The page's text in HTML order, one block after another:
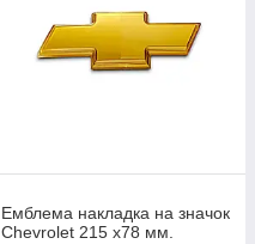
Емблема накладка на значок
Chevrolet 215 х78 мм.